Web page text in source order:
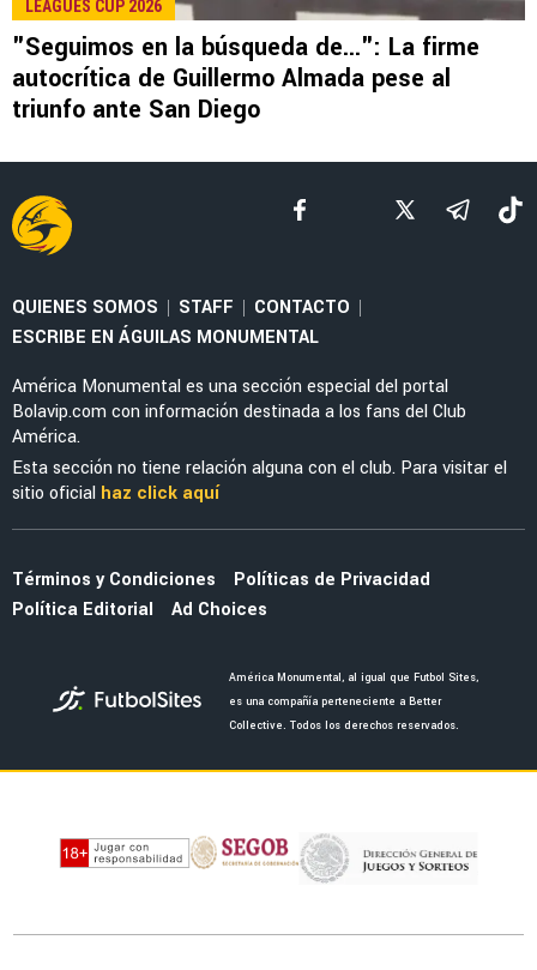
LEE TAMBIÉN
MERCADO
La salida de Brian del América abriría a dos
bombazos que pidió Guillermo Almada